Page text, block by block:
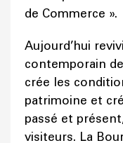
de Commerce ».
Aujourd’hui
contemporain
crée les
patrimoine et
passé et
visiteurs. La